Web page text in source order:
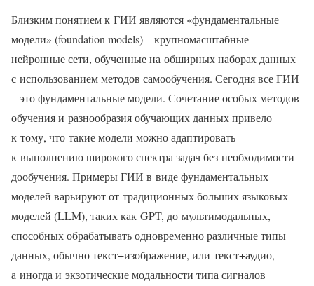
Близким понятием к ГИИ являются «фундаментальные
модели» (foundation models) – крупномасштабные
нейронные сети, обученные на обширных наборах данных
с использованием методов самообучения. Сегодня все ГИИ
– это фундаментальные модели. Сочетание особых методов
обучения и разнообразия обучающих данных привело
к тому, что такие модели можно адаптировать
к выполнению широкого спектра задач без необходимости
дообучения. Примеры ГИИ в виде фундаментальных
моделей варьируют от традиционных больших языковых
моделей (LLM), таких как GPT, до мультимодальных,
способных обрабатывать одновременно различные типы
данных, обычно текст+изображение, или текст+аудио,
а иногда и экзотические модальности типа сигналов